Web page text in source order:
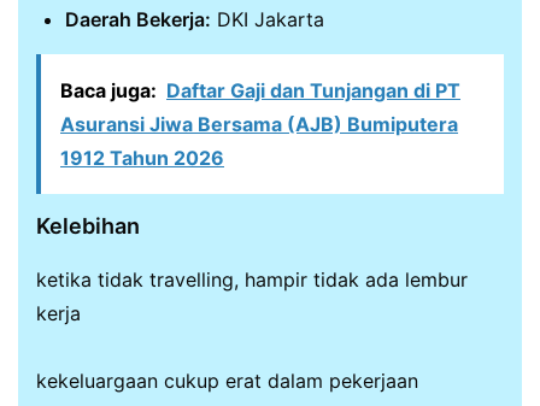
Daerah Bekerja: DKI Jakarta
Baca juga: Daftar Gaji dan Tunjangan di PT
Asuransi Jiwa Bersama (AJB) Bumiputera
1912 Tahun 2026
Kelebihan
ketika tidak travelling, hampir tidak ada lembur
kerja
kekeluargaan cukup erat dalam pekerjaan